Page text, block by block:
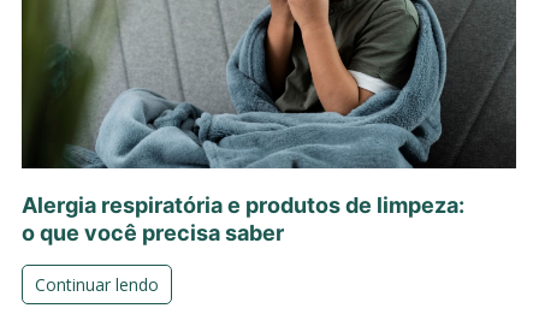
Alergia respiratória e produtos de limpeza:
o que você precisa saber
Continuar lendo